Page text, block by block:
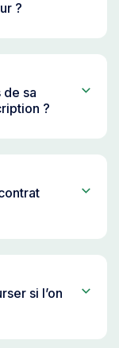
?
sa
?
si l’on